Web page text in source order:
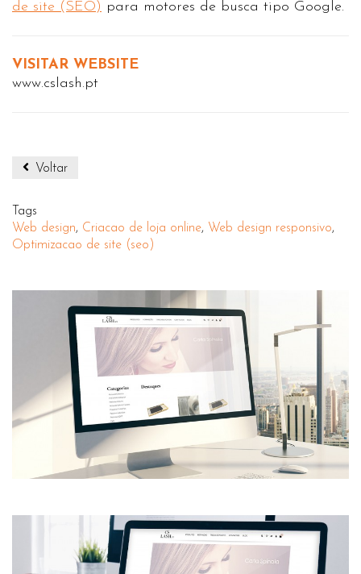
de site (SEO) para motores de busca tipo Google.
VISITAR WEBSITE
www.cslash.pt
Voltar
Tags
Web design, Criacao de loja online, Web design responsivo,
Optimizacao de site (seo)